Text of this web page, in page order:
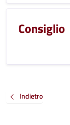
Consiglio
Indietro